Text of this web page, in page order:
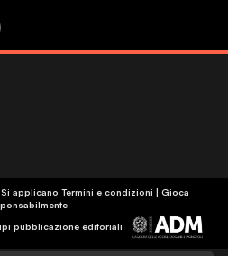
applicano Termini e condizioni | Gioca
pubblicazione editoriali